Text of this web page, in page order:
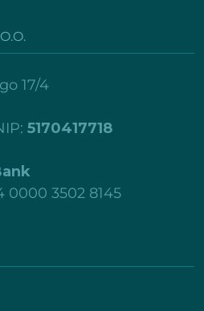
17/4
5170417718
0000 3502 8145